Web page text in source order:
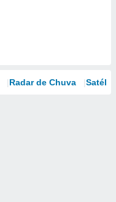
Radar de Chuva